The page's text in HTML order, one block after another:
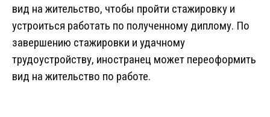
вид на жительство, чтобы пройти стажировку и
устроиться работать по полученному диплому. По
завершению стажировки и удачному
трудоустройству, иностранец может переоформить
вид на жительство по работе.